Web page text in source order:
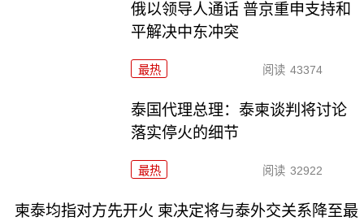
俄以领导人通话 普京重申支持和
平解决中东冲突
最热 阅读 43374
泰国代理总理：泰柬谈判将讨论
落实停火的细节
最热 阅读 32922
柬泰均指对方先开火 柬决定将与泰外交关系降至最